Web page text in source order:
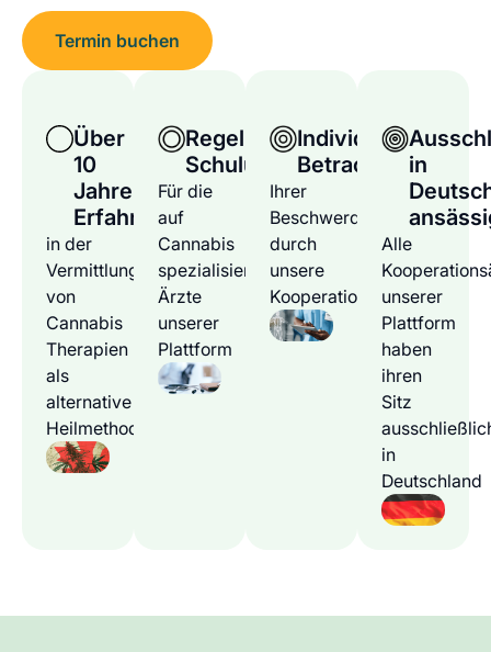
Termin buchen
Über
10
Jahre
Erfahrung
in der
Vermittlung
von
Cannabis
Therapien
als
alternative
Heilmethode
Regelmäßige
Schulungen
Für die
auf
Cannabis
spezialisierten
Ärzte
unserer
Plattform
Individuelle
Betrachtung
Ihrer
Beschwerden
durch
unsere
Kooperationsärzte
in
Alle
unserer
Plattform
haben
ihren
Sitz
in
Deutschland